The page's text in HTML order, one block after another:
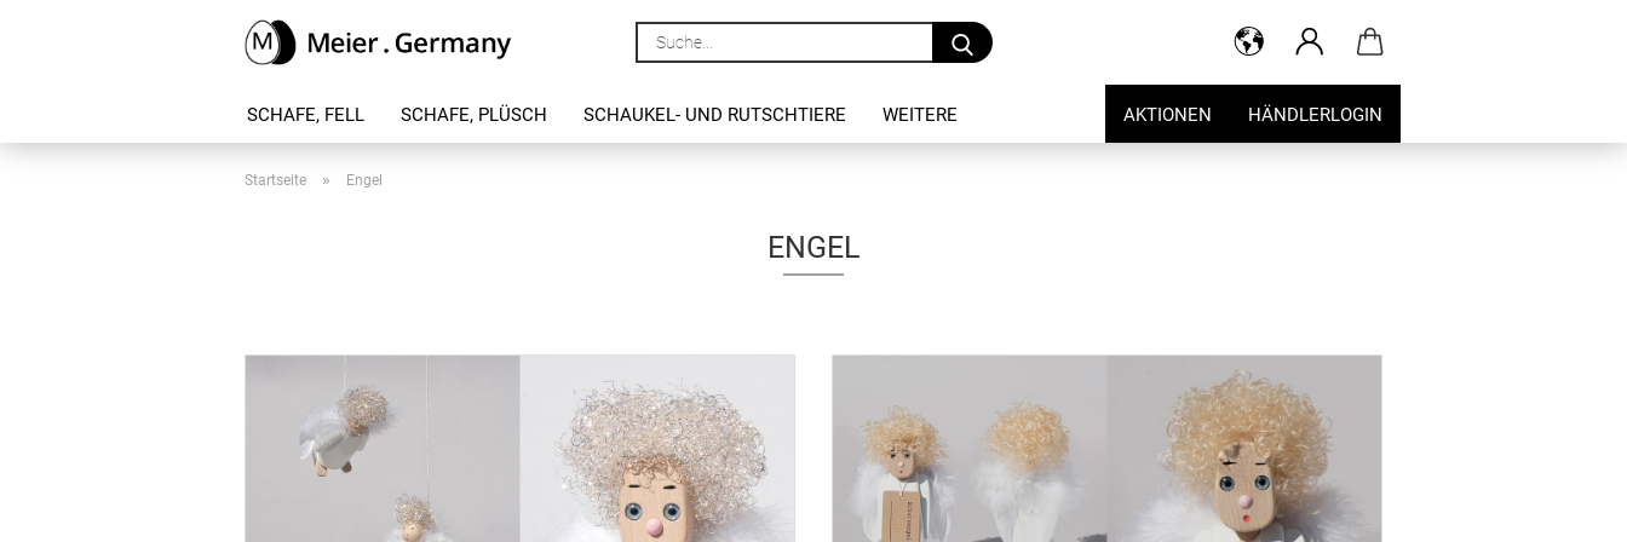
Suche...
SCHAFE, FELL SCHAFE, PLÜSCH SCHAUKEL- UND RUTSCHTIERE AKTIONEN HÄNDLERLOGIN
WEITERE
Startseite » Engel
ENGEL